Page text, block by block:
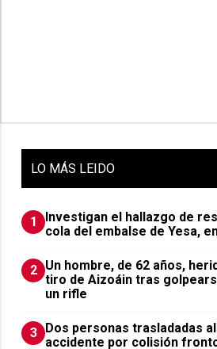
LO MÁS LEIDO
1
Investigan el hallazgo de
cola del embalse de Yesa,
2 Un hombre, de 62 años,
tiro de Aizoáin tras
un rifle
3 ​Dos personas trasladadas
accidente por colisión